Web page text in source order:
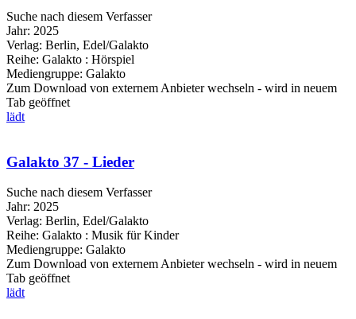
Suche nach diesem Verfasser
Jahr: 2025
Verlag: Berlin, Edel/Galakto
Reihe: Galakto : Hörspiel
Mediengruppe: Galakto
Zum Download von externem Anbieter wechseln - wird in neuem
Tab geöffnet
lädt
Galakto 37 - Lieder
Suche nach diesem Verfasser
Jahr: 2025
Verlag: Berlin, Edel/Galakto
Reihe: Galakto : Musik für Kinder
Mediengruppe: Galakto
Zum Download von externem Anbieter wechseln - wird in neuem
Tab geöffnet
lädt